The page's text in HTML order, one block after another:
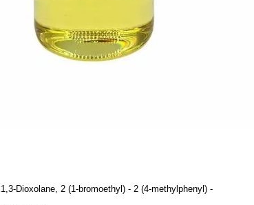
1,3-Dioxolane, 2 (1-bromoethyl) - 2 (4-methylphenyl) -